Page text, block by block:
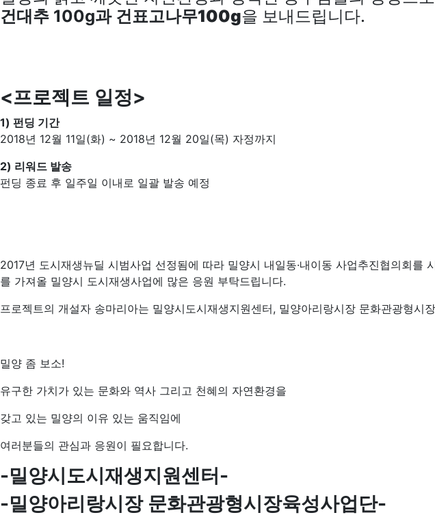
건대추 100g과 건표고나무100g을 보내드립니다.
<프로젝트 일정>
1) 펀딩 기간
2018년 12월 11일(화) ~ 2018년 12월 20일(목) 자정까지
2) 리워드 발송
펀딩 종료 후 일주일 이내로 일괄 발송 예정
2017년 도시재생뉴딜 시범사업 선정됨에 따라 밀양시 내일동·내이동 사업추진협의회
를 가져올 밀양시 도시재생사업에 많은 응원 부탁드립니다.
프로젝트의 개설자 송마리아는 밀양시도시재생지원센터, 밀양아리랑시장 문화관광형
밀양 좀 보소!
유구한 가치가 있는 문화와 역사 그리고 천혜의 자연환경을
갖고 있는 밀양의 이유 있는 움직임에
여러분들의 관심과 응원이 필요합니다.
-밀양시도시재생지원센터-
-밀양아리랑시장 문화관광형시장육성사업단-